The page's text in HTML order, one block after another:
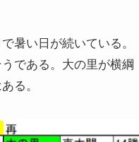
暑い日が続いている。
である。大の里が横綱
る。